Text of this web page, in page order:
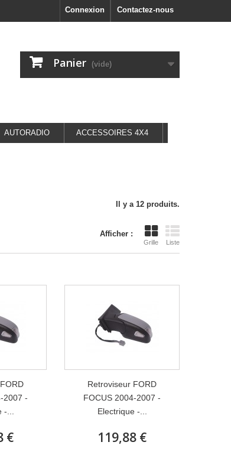
Contactez-nous
Connexion
Panier (vide)
AUTORADIO ACCESSOIRES 4X4
Il y a 12 produits.
Afficher :
Grille Liste
2007 -
...
€
Retroviseur FORD
FOCUS 2004-2007 -
Electrique -...
119,88 €